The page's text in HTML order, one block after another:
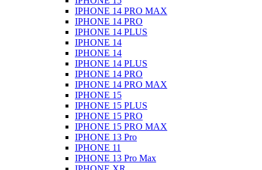
IPHONE 14 PRO MAX
IPHONE 14 PRO
IPHONE 14 PLUS
IPHONE 14
IPHONE 14
IPHONE 14 PLUS
IPHONE 14 PRO
IPHONE 14 PRO MAX
IPHONE 15
IPHONE 15 PLUS
IPHONE 15 PRO
IPHONE 15 PRO MAX
IPHONE 13 Pro
IPHONE 11
IPHONE 13 Pro Max